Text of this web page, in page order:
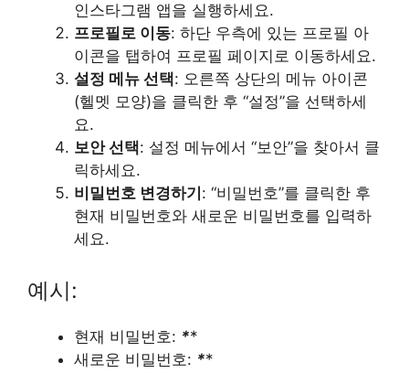
인스타그램 앱을 실행하세요.
프로필로 이동: 하단 우측에 있는 프로필 아
이콘을 탭하여 프로필 페이지로 이동하세요.
설정 메뉴 선택: 오른쪽 상단의 메뉴 아이콘
(헬멧 모양)을 클릭한 후 “설정”을 선택하세
요.
보안 선택: 설정 메뉴에서 “보안”을 찾아서 클
릭하세요.
비밀번호 변경하기 : “비밀번호”를 클릭한 후
현재 비밀번호와 새로운 비밀번호를 입력하
세요.
예시:
현재 비밀번호: **
새로운 비밀번호: **